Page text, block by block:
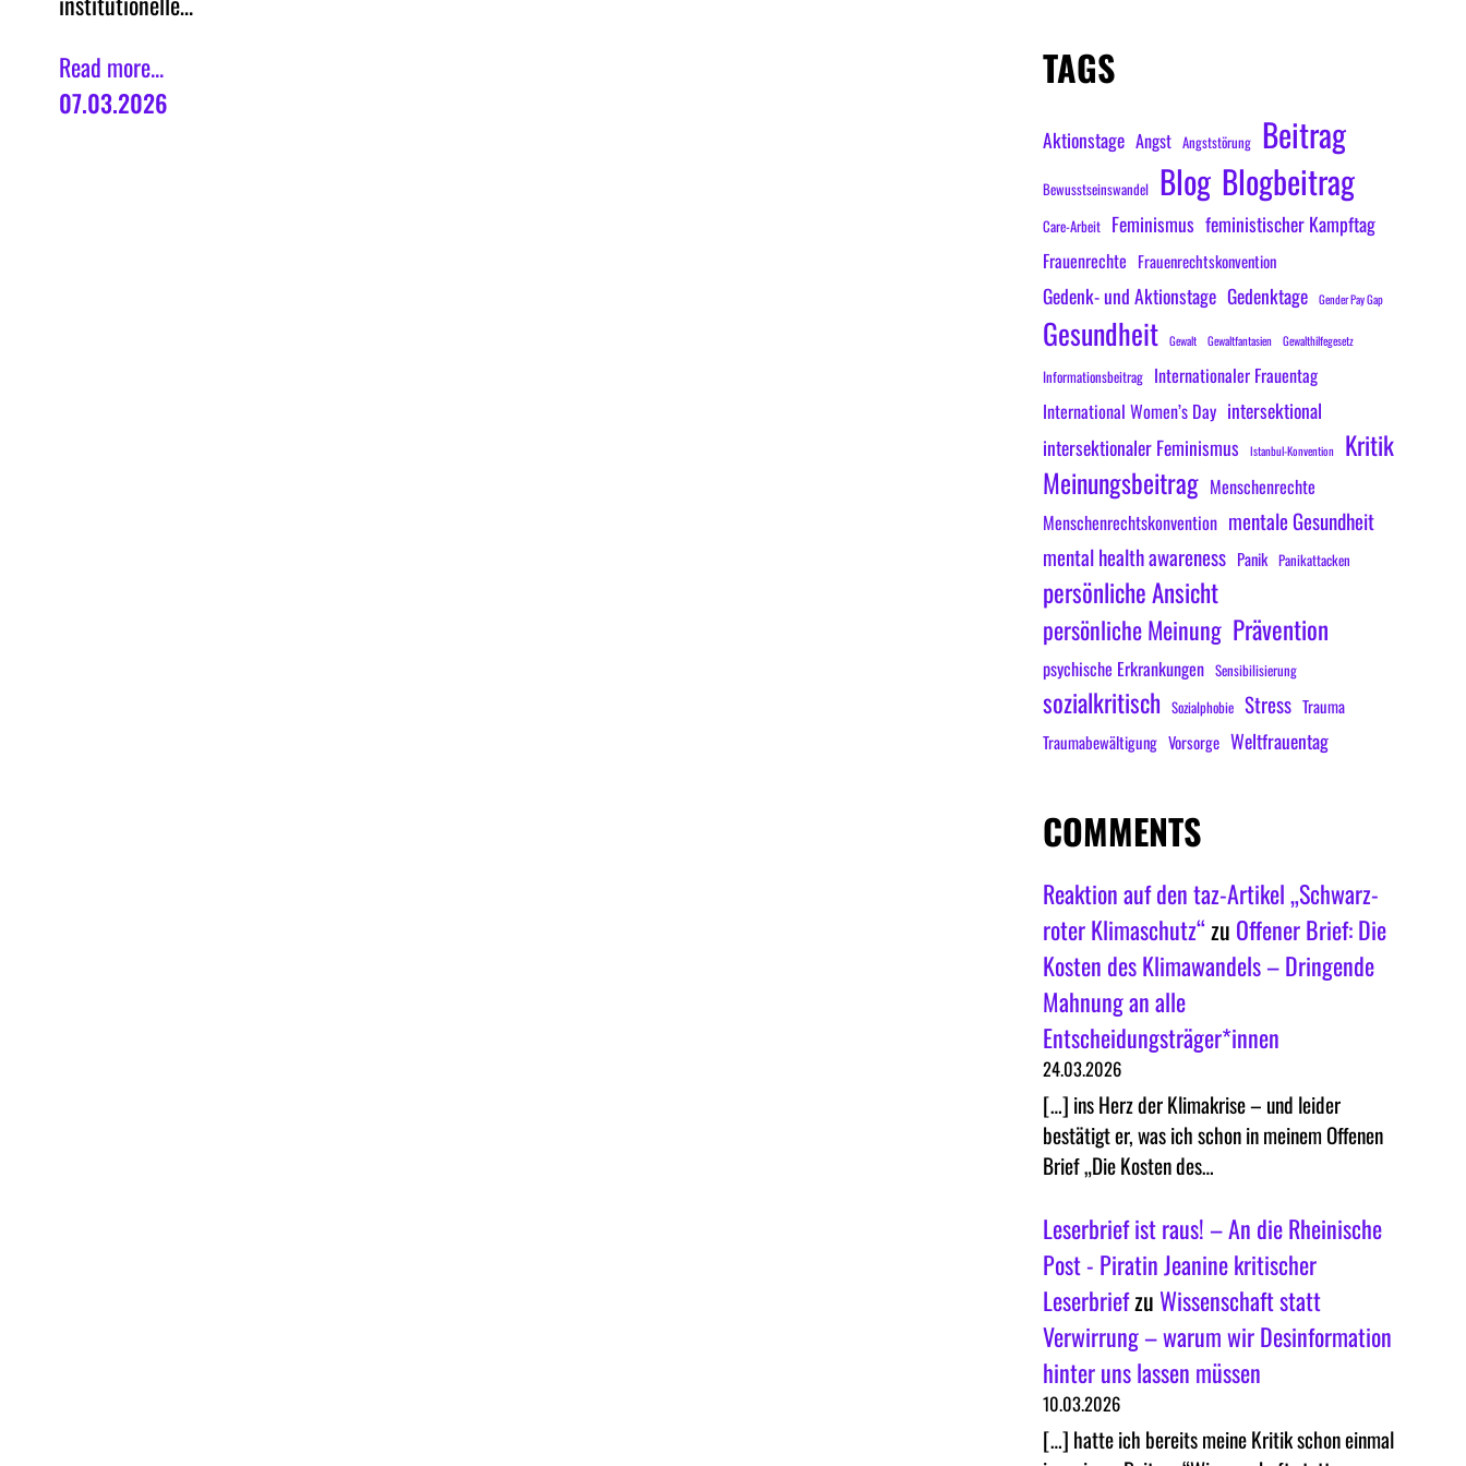
Read more...
07.03.2026
TAGS
Aktionstage Angst Angststörung Beitrag
Bewusstseinswandel Blog Blogbeitrag
Care-Arbeit Feminismus feministischer Kampftag
Frauenrechte Frauenrechtskonvention
Gedenk- und Aktionstage Gedenktage Gender Pay Gap
Gesundheit Gewalt Gewaltfantasien Gewalthilfegesetz
Informationsbeitrag Internationaler Frauentag
International Women’s Day intersektional
intersektionaler Feminismus
Istanbul-Konvention Kritik
Meinungsbeitrag Menschenrechte
Menschenrechtskonvention mentale Gesundheit
mental health awareness Panik Panikattacken
persönliche Ansicht
persönliche Meinung Prävention
psychische Erkrankungen Sensibilisierung
sozialkritisch Sozialphobie Stress Trauma
Traumabewältigung Vorsorge Weltfrauentag
COMMENTS
Reaktion auf den taz-Artikel „Schwarz-
roter Klimaschutz“zu Offener Brief: Die
Kosten des Klimawandels – Dringende
Mahnung an alle
Entscheidungsträger*innen
24.03.2026
[…] ins Herz der Klimakrise – und leider
bestätigt er, was ich schon in meinem Offenen
Brief „Die Kosten des…
Leserbrief ist raus! – An die Rheinische
Post - Piratin Jeanine kritischer
LeserbriefzuWissenschaft statt
Verwirrung – warum wir Desinformation
hinter uns lassen müssen
10.03.2026
[…] hatte ich bereits meine Kritik schon einmal